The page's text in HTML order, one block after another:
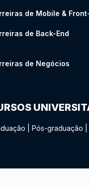
de Mobile &
de Back-End
de Negócios
Pós-graduação